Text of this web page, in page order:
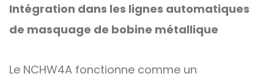
Intégration dans les lignes automatiques
de masquage de bobine métallique
Le NCHW4A fonctionne comme un